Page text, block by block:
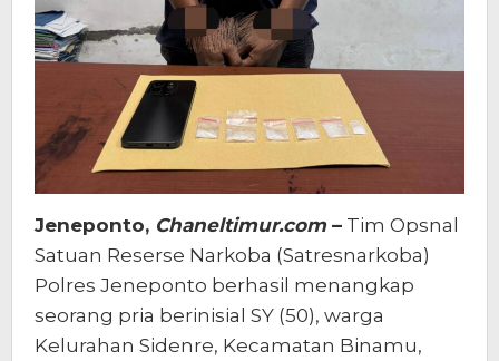
Jeneponto, Chaneltimur.com– Tim Opsnal
Satuan Reserse Narkoba (Satresnarkoba)
Polres Jeneponto berhasil menangkap
seorang pria berinisial SY (50), warga
Kelurahan Sidenre, Kecamatan Binamu,